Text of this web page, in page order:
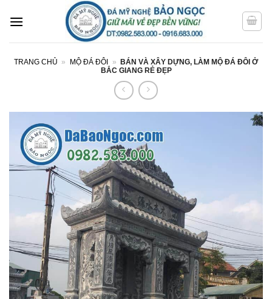
qua
TRANG CHỦ » MỘ ĐÁ ĐÔI »
BÁN VÀ XÂY DỰNG, LÀM MỘ ĐÁ ĐÔI Ở
BẮC GIANG RẺ ĐẸP